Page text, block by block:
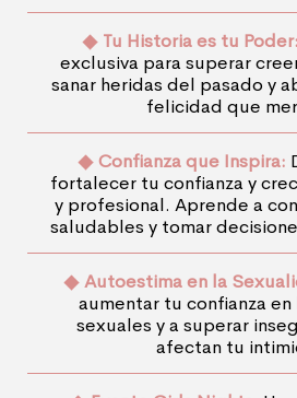
Tu Historia es tu Poder:
exclusiva para superar
sanar heridas del pasado y
felicidad que
Confianza que Inspira:
fortalecer tu confianza y
y profesional. Aprende a
saludables y tomar
Autoestima en la
aumentar tu confianza
sexuales y a superar
afectan tu